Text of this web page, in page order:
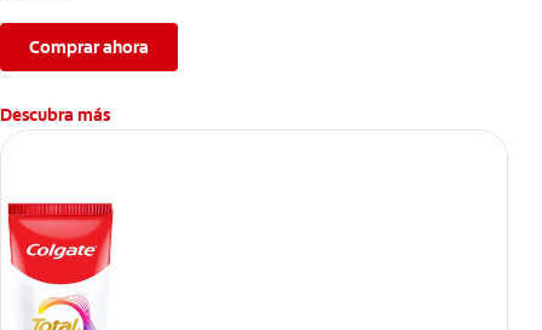
Comprar ahora
Descubra más